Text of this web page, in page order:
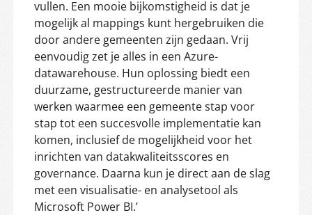
vullen. Een mooie bijkomstigheid is dat je
mogelijk al mappings kunt hergebruiken die
door andere gemeenten zijn gedaan. Vrij
eenvoudig zet je alles in een Azure-
datawarehouse. Hun oplossing biedt een
duurzame, gestructureerde manier van
werken waarmee een gemeente stap voor
stap tot een succesvolle implementatie kan
komen, inclusief de mogelijkheid voor het
inrichten van datakwaliteitsscores en
governance. Daarna kun je direct aan de slag
met een visualisatie- en analysetool als
Microsoft Power BI.’